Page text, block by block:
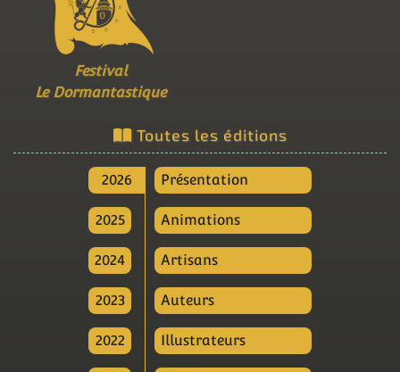
Festival
Le Dormantastique
Toutes les éditions
2026
2025
2024
2023
2022
Présentation
Animations
Artisans
Auteurs
Illustrateurs